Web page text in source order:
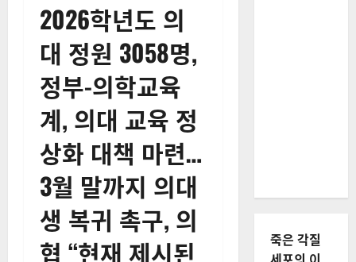
2026학년도 의
대 정원 3058명,
정부-의학교육
계, 의대 교육 정
상화 대책 마련…
3월 말까지 의대
생 복귀 촉구, 의
협 “현재 제시된
죽은 각질